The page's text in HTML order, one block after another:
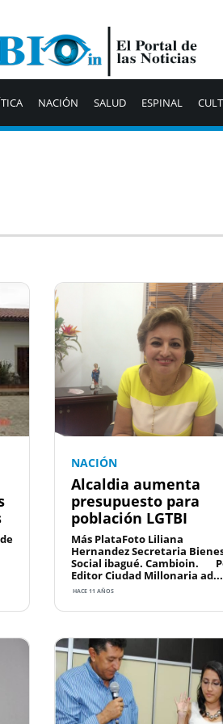
NACIÓN SALUD ESPINAL
NACIÓN
Alcaldia aumenta
presupuesto para
población LGTBI
Más PlataFoto Liliana
Hernandez Secretaria
Social ibagué. Cambioin.
Editor Ciudad Millonaria ad...
HACE 11 AÑOS